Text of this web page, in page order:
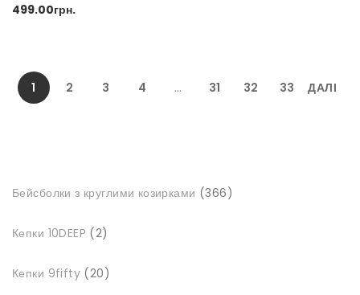
499.00грн.
1 2 3 4 … 31 32 33 ДАЛІ
Бейсболки з круглими козирками 366366
Кепки 10DEEP
2товари
Кепки 9fifty 20товарів